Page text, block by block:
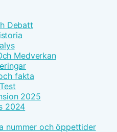
Debatt
Medverkan
fakta
2025
2024
nummer och öppettider